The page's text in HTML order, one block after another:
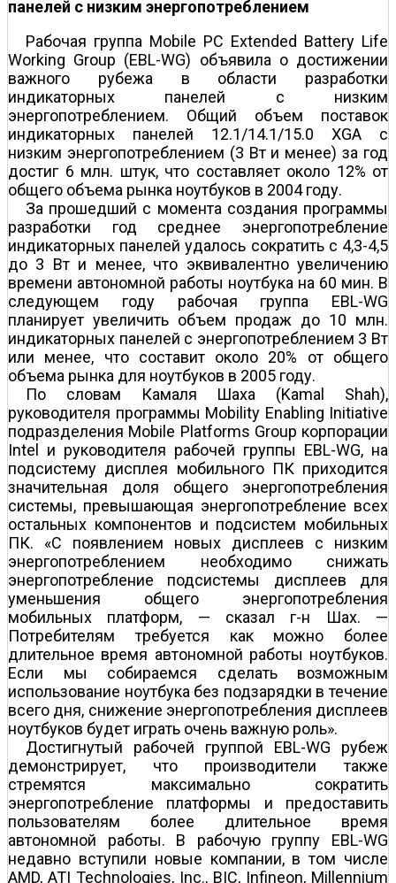
панелей с низким энергопотреблением
Рабочая группа Mobile PC Extended Battery Life
Working Group (EBL-WG) объявила о достижении
важного рубежа в области разработки
индикаторных панелей с низким
энергопотреблением. Общий объем поставок
индикаторных панелей 12.1/14.1/15.0 XGA с
низким энергопотреблением (3 Вт и менее) за год
достиг 6 млн. штук, что составляет около 12% от
общего объема рынка ноутбуков в 2004 году.
За прошедший с момента создания программы
разработки год среднее энергопотребление
индикаторных панелей удалось сократить с 4,3-4,5
до 3 Вт и менее, что эквивалентно увеличению
времени автономной работы ноутбука на 60 мин. В
следующем году рабочая группа EBL-WG
планирует увеличить объем продаж до 10 млн.
индикаторных панелей с энергопотреблением 3 Вт
или менее, что составит около 20% от общего
объема рынка для ноутбуков в 2005 году.
По словам Камаля Шаха (Kamal Shah),
руководителя программы Mobility Enabling Initiative
подразделения Mobile Platforms Group корпорации
Intel и руководителя рабочей группы EBL-WG, на
подсистему дисплея мобильного ПК приходится
значительная доля общего энергопотребления
системы, превышающая энергопотребление всех
остальных компонентов и подсистем мобильных
ПК. «С появлением новых дисплеев с низким
энергопотреблением необходимо снижать
энергопотребление подсистемы дисплеев для
уменьшения общего энергопотребления
мобильных платформ, — сказал г-н Шах. —
Потребителям требуется как можно более
длительное время автономной работы ноутбуков.
Если мы собираемся сделать возможным
использование ноутбука без подзарядки в течение
всего дня, снижение энергопотребления дисплеев
ноутбуков будет играть очень важную роль».
Достигнутый рабочей группой EBL-WG рубеж
демонстрирует, что производители также
стремятся максимально сократить
энергопотребление платформы и предоставить
пользователям более длительное время
автономной работы. В рабочую группу EBL-WG
недавно вступили новые компании, в том числе
AMD, ATI Technologies, Inc., BIC, Infineon, Millennium